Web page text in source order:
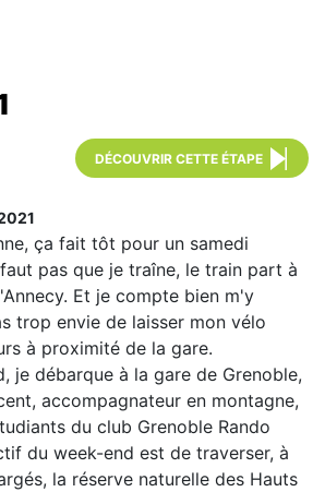
DÉCOUVRIR CETTE ÉTAPE
ça fait tôt pour un samedi
pas que je traîne, le train part à
Et je compte bien m'y
trop envie de laisser mon vélo
à proximité de la gare.
je débarque à la gare de Grenoble,
accompagnateur en montagne,
du club Grenoble Rando
du week-end est de traverser, à
la réserve naturelle des Hauts